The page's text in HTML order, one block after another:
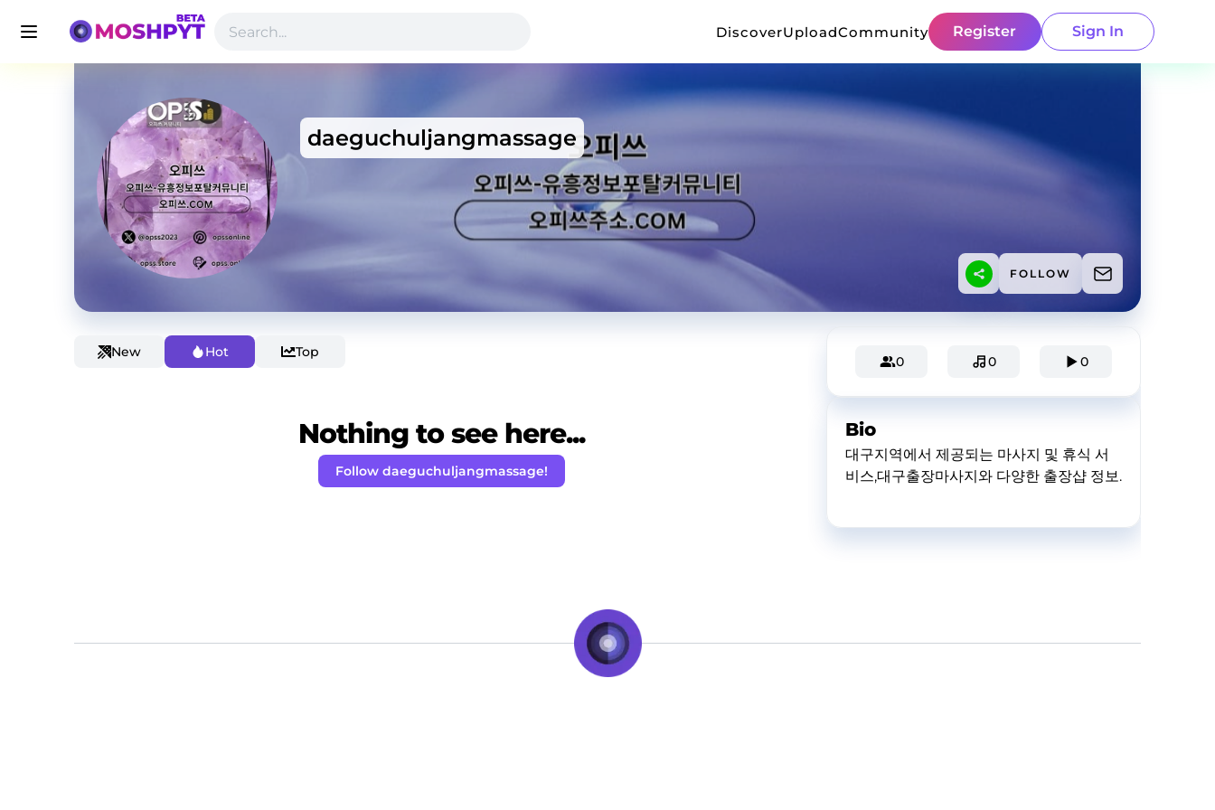
DiscoverUploadCommunity Register Sign In
daeguchuljangmassage
FOLLOW
New Hot Top
Nothing to see here...
Follow daeguchuljangmassage!
0 0 0
Bio
대구지역에서 제공되는 마사지 및 휴식 서
비스,대구출장마사지와 다양한 출장샵 정보.